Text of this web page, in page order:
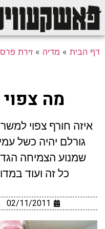
הבית» מדיה» זירת פרסום
מה צפוי
איזה חורף צפוי
גורלם יהיה כשל
שמנוע הצמיחה
כל זה ועוד
02/11/2011